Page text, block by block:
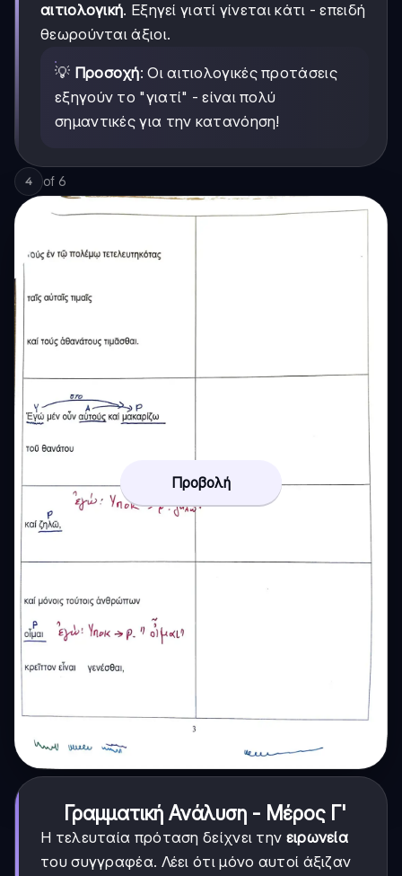
αιτιολογική. Εξηγεί γιατί γίνεται κάτι - επειδή
θεωρούνται άξιοι.
💡 Προσοχή: Οι αιτιολογικές προτάσεις
εξηγούν το "γιατί" - είναι πολύ
σημαντικές για την κατανόηση!
4 of 6
Προβολή
Γραμματική Ανάλυση - Μέρος Γ'
Η τελευταία πρόταση δείχνει την ειρωνεία
του συγγραφέα. Λέει ότι μόνο αυτοί άξιζαν